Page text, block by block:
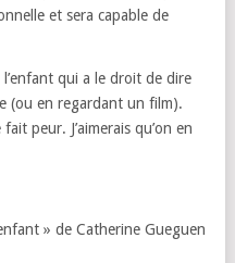
et sera capable de
qui a le droit de dire
(ou en regardant un film).
peur. J’aimerais qu’on en
» de Catherine Gueguen